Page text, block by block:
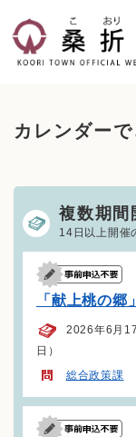
文
カレンダー
複数期間
14日以上開催
「献上桃の
2026年6月
日）
総合政策課